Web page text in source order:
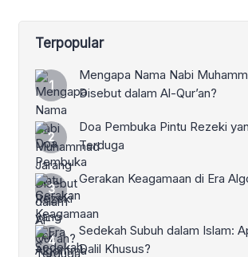
Terpopular
Mengapa Nama Nabi
Disebut dalam Al-Qur’an?
Doa Pembuka Pintu Rezeki
Terduga
Gerakan Keagamaan di Era
Sedekah Subuh dalam Islam:
Dalil Khusus?